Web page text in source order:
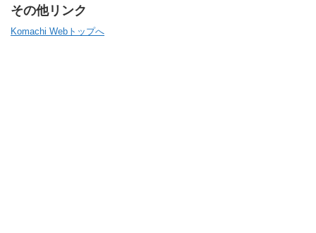
その他リンク
Komachi Webトップへ